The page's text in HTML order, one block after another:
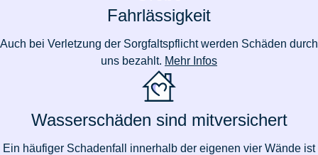
Fahrlässigkeit
Auch bei Verletzung der Sorgfaltspflicht werden Schäden durch
uns bezahlt. Mehr Infos
Wasserschäden sind mitversichert
Ein häufiger Schadenfall innerhalb der eigenen vier Wände ist